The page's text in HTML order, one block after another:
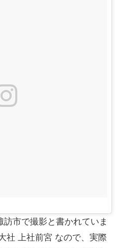
市で撮影と書かれていま
社 上社前宮 なので、実際